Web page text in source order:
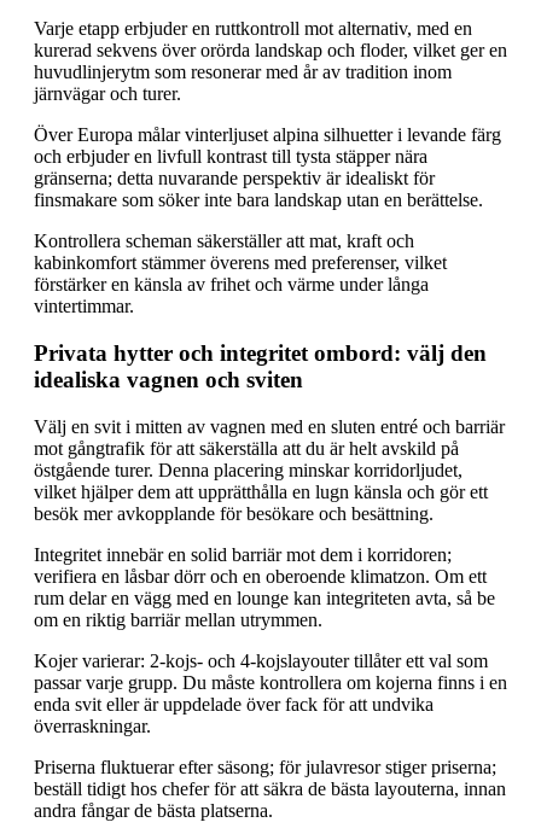
Varje etapp erbjuder en ruttkontroll mot alternativ, med en
kurerad sekvens över orörda landskap och floder, vilket ger en
huvudlinjerytm som resonerar med år av tradition inom
järnvägar och turer.
Över Europa målar vinterljuset alpina silhuetter i levande färg
och erbjuder en livfull kontrast till tysta stäpper nära
gränserna; detta nuvarande perspektiv är idealiskt för
finsmakare som söker inte bara landskap utan en berättelse.
Kontrollera scheman säkerställer att mat, kraft och
kabinkomfort stämmer överens med preferenser, vilket
förstärker en känsla av frihet och värme under långa
vintertimmar.
Privata hytter och integritet ombord: välj den
idealiska vagnen och sviten
Välj en svit i mitten av vagnen med en sluten entré och barriär
mot gångtrafik för att säkerställa att du är helt avskild på
östgående turer. Denna placering minskar korridorljudet,
vilket hjälper dem att upprätthålla en lugn känsla och gör ett
besök mer avkopplande för besökare och besättning.
Integritet innebär en solid barriär mot dem i korridoren;
verifiera en låsbar dörr och en oberoende klimatzon. Om ett
rum delar en vägg med en lounge kan integriteten avta, så be
om en riktig barriär mellan utrymmen.
Kojer varierar: 2-kojs- och 4-kojslayouter tillåter ett val som
passar varje grupp. Du måste kontrollera om kojerna finns i en
enda svit eller är uppdelade över fack för att undvika
överraskningar.
Priserna fluktuerar efter säsong; för julavresor stiger priserna;
beställ tidigt hos chefer för att säkra de bästa layouterna, innan
andra fångar de bästa platserna.